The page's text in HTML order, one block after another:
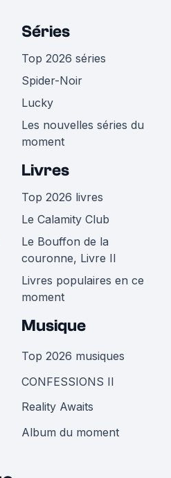
Séries
Top 2026 séries
Spider-Noir
Lucky
Les nouvelles séries du
moment
Livres
Top 2026 livres
Le Calamity Club
Le Bouffon de la
couronne, Livre II
Livres populaires en ce
moment
Musique
Top 2026 musiques
CONFESSIONS II
Reality Awaits
Album du moment